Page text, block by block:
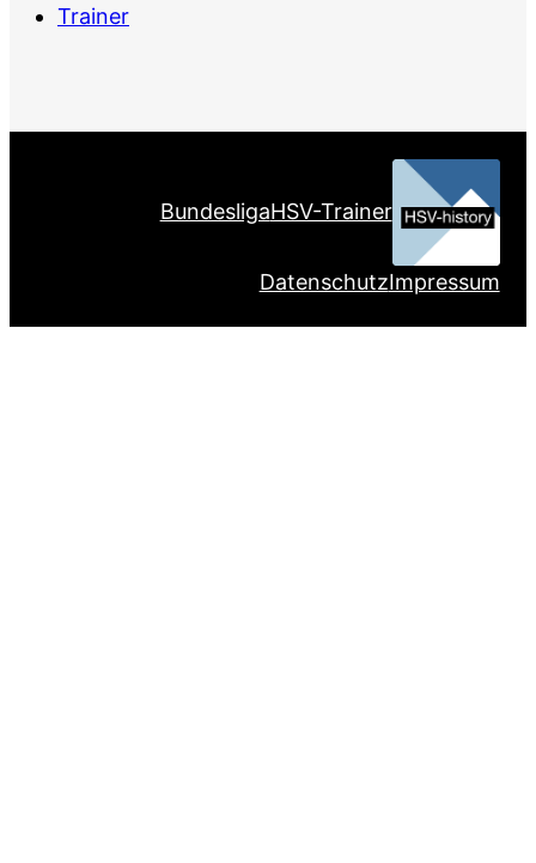
Trainer
BundesligaHSV-Trainer
DatenschutzImpressum